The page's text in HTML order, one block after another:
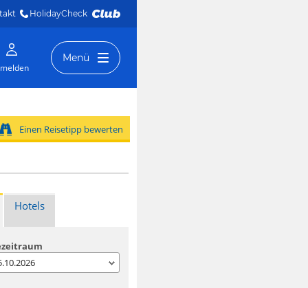
HolidayCheck
Menü
Einen Reisetipp bewerten
Hotels